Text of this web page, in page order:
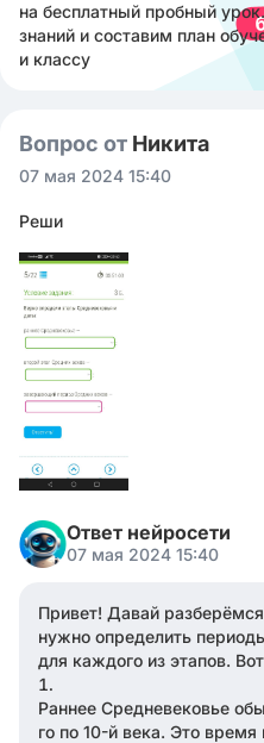
на бесплатный пробный
знаний и составим план
и классу
Вопрос от Никита ㅤ
07 мая 2024 15:40
Реши
Ответ нейросети
07 мая 2024 15:40
Привет! Давай
нужно определить
для каждого из этапов.
Раннее Средневековье
го по 10-й века. Это